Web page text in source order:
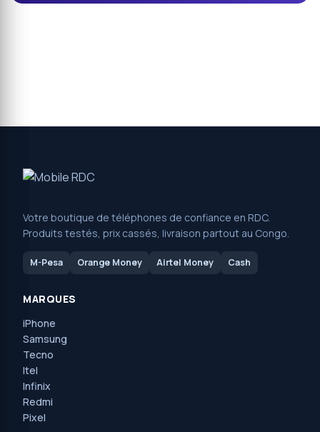
Votre boutique de téléphones de confiance en RDC.
Produits testés, prix cassés, livraison partout au Congo.
M-Pesa Orange Money Airtel Money Cash
MARQUES
iPhone
Samsung
Tecno
Itel
Infinix
Redmi
Pixel